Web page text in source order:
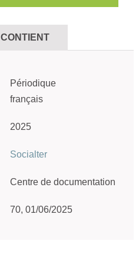
CONTIENT
Périodique
français
2025
Socialter
Centre de documentation
70, 01/06/2025